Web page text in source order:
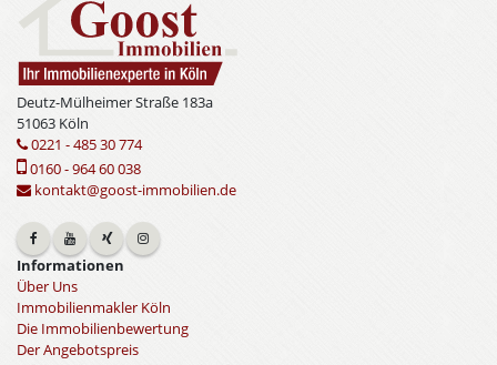
Deutz-Mülheimer Straße 183a
51063 Köln
0221 - 485 30 774
0160 - 964 60 038
kontakt@goost-immobilien.de
Informationen
Über Uns
Immobilienmakler Köln
Die Immobilienbewertung
Der Angebotspreis